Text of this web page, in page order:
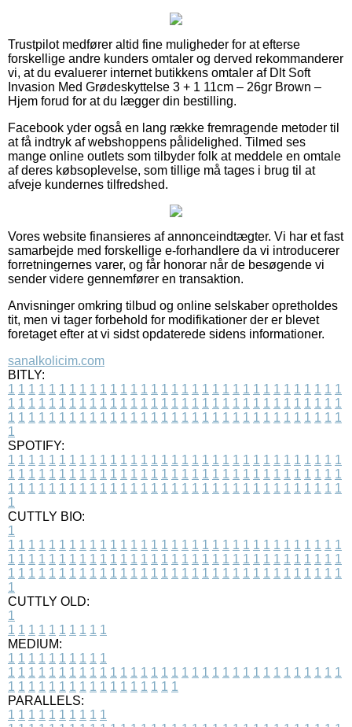
Trustpilot medfører altid fine muligheder for at efterse
forskellige andre kunders omtaler og derved rekommanderer
vi, at du evaluerer internet butikkens omtaler af Dlt Soft
Invasion Med Grødeskyttelse 3 + 1 11cm – 26gr Brown –
Hjem forud for at du lægger din bestilling.
Facebook yder også en lang række fremragende metoder til
at få indtryk af webshoppens pålidelighed. Tilmed ses
mange online outlets som tilbyder folk at meddele en omtale
af deres købsoplevelse, som tillige må tages i brug til at
afveje kundernes tilfredshed.
Vores website finansieres af annonceindtægter. Vi har et fast
samarbejde med forskellige e-forhandlere da vi introducerer
forretningernes varer, og får honorar når de besøgende vi
sender videre gennemfører en transaktion.
Anvisninger omkring tilbud og online selskaber opretholdes
tit, men vi tager forbehold for modifikationer der er blevet
foretaget efter at vi sidst opdaterede sidens informationer.
sanalkolicim.com
BITLY:
1 1 1 1 1 1 1 1 1 1 1 1 1 1 1 1 1 1 1 1 1 1 1 1 1 1 1 1 1 1 1 1 1
1 1 1 1 1 1 1 1 1 1 1 1 1 1 1 1 1 1 1 1 1 1 1 1 1 1 1 1 1 1 1 1 1
1 1 1 1 1 1 1 1 1 1 1 1 1 1 1 1 1 1 1 1 1 1 1 1 1 1 1 1 1 1 1 1 1
1
SPOTIFY:
1 1 1 1 1 1 1 1 1 1 1 1 1 1 1 1 1 1 1 1 1 1 1 1 1 1 1 1 1 1 1 1 1
1 1 1 1 1 1 1 1 1 1 1 1 1 1 1 1 1 1 1 1 1 1 1 1 1 1 1 1 1 1 1 1 1
1 1 1 1 1 1 1 1 1 1 1 1 1 1 1 1 1 1 1 1 1 1 1 1 1 1 1 1 1 1 1 1 1
1
CUTTLY BIO:
1
1 1 1 1 1 1 1 1 1 1 1 1 1 1 1 1 1 1 1 1 1 1 1 1 1 1 1 1 1 1 1 1 1
1 1 1 1 1 1 1 1 1 1 1 1 1 1 1 1 1 1 1 1 1 1 1 1 1 1 1 1 1 1 1 1 1
1 1 1 1 1 1 1 1 1 1 1 1 1 1 1 1 1 1 1 1 1 1 1 1 1 1 1 1 1 1 1 1 1
1
CUTTLY OLD:
1
1 1 1 1 1 1 1 1 1 1
MEDIUM:
1 1 1 1 1 1 1 1 1 1
1 1 1 1 1 1 1 1 1 1 1 1 1 1 1 1 1 1 1 1 1 1 1 1 1 1 1 1 1 1 1 1 1
1 1 1 1 1 1 1 1 1 1 1 1 1 1 1 1 1
PARALLELS:
1 1 1 1 1 1 1 1 1 1